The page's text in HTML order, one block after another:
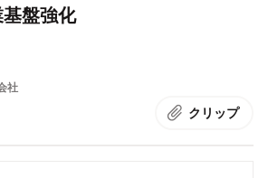
盤強化
社
クリップ